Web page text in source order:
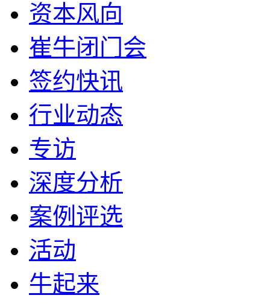
资本风向
崔牛闭门会
签约快讯
行业动态
专访
深度分析
案例评选
活动
牛起来